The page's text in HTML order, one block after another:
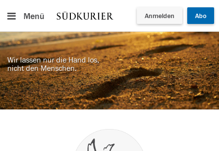
Menü Anmelden Abo
Wir lassen nur die Hand los,
nicht den Menschen.